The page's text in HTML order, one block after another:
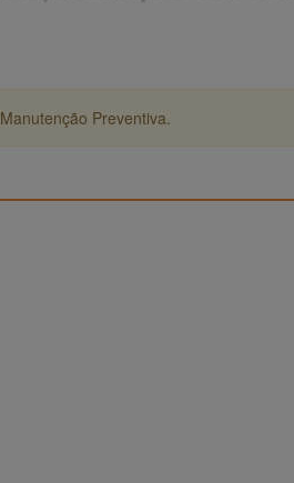
Preventiva.